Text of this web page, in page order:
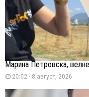
Марина Петровска,
20:02 - 8 август, 2026